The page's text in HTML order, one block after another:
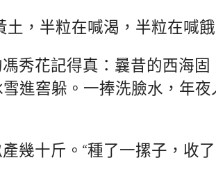
土，半粒在喊渴，半粒在喊餓
秀花記得真：曩昔的西海固
進窖躲。一捧洗臉水，年
幾十斤。“種了一摞子，收